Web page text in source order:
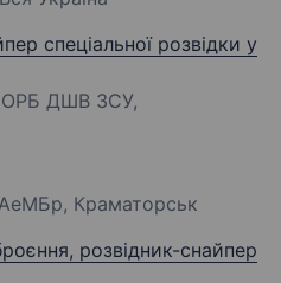
спеціальної розвідки у
ОРБ ДШВ ЗСУ,
Краматорськ
розвідник-снайпер